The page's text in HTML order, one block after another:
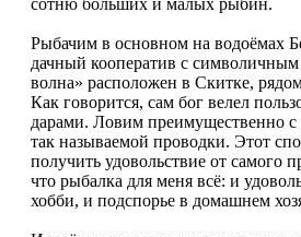
сотню больших и малых рыбин.
Рыбачим в основном на водоёмах
дачный кооператив с
волна» расположен в Скитке,
Как говорится, сам бог велел
дарами. Ловим преимущественно
так называемой проводки. Этот
получить удовольствие от самого
что рыбалка для меня всё: и
хобби, и подспорье в домашнем